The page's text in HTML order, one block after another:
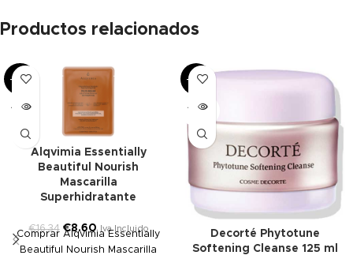
Productos relacionados
-47%
AGOT
Alqvimia Essentially
Beautiful Nourish
Mascarilla
Superhidratante
€16.34 €8.60 Iva Incluido
Comprar Alqvimia Essentially
Beautiful Nourish Mascarilla
-63%
AGOT
Decorté Phytotune
Softening Cleanse 125 ml